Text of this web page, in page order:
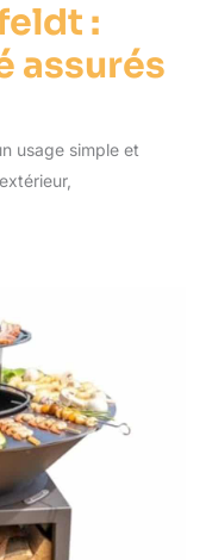
:
assurés
usage simple et